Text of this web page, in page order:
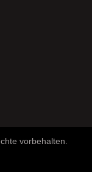
vorbehalten.